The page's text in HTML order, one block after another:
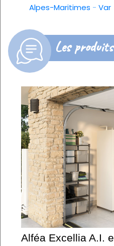
Alpes-Maritimes - Var
Les
Alféa Excellia A.I.